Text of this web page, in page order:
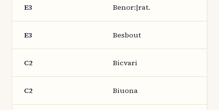
E3 Benor:|rat.
E3 Besbout
C2 Bicvari
C2 Biuona